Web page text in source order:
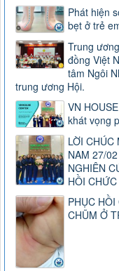
Phát hiện
bẹt ở trẻ
Trung
đồng Việt
tâm Ngôi
trung ương Hội.
VN
khát vọng
LỜI CHÚC
NAM 27/
NGHIÊN
HỒI
PHỤC
CHŨM Ở